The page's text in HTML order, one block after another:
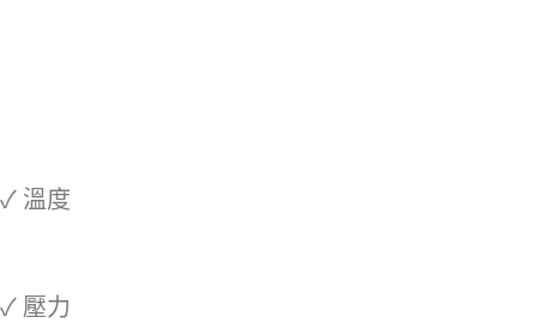
✓ 溫度
✓ 壓力